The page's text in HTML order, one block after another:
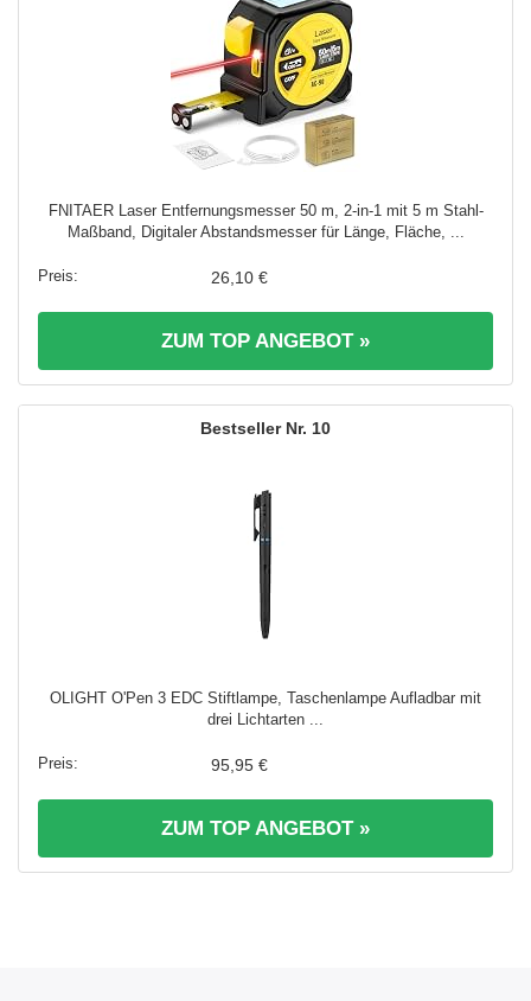
FNITAER Laser Entfernungsmesser 50 m, 2-in-1 mit 5 m Stahl-
Maßband, Digitaler Abstandsmesser für Länge, Fläche, ...
26,10 €
ZUM TOP ANGEBOT »
10
OLIGHT O'Pen 3 EDC Stiftlampe, Taschenlampe Aufladbar mit
drei Lichtarten ...
95,95 €
ZUM TOP ANGEBOT »